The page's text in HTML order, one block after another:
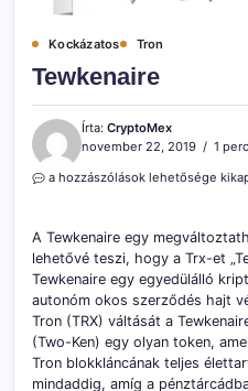
Kockázatos Tron
Tewkenaire
Írta: CryptoMex
november 22, 2019
1
Tewkenaire
a hozzászólások lehetősége
A Tewkenaire egy
lehetővé teszi, hogy a Trx-et
Tewkenaire egy egyedülálló
autonóm okos szerződés hajt
Tron (TRX) váltását a
(Two-Ken) egy olyan token,
Tron blokkláncának teljes
mindaddig, amíg a